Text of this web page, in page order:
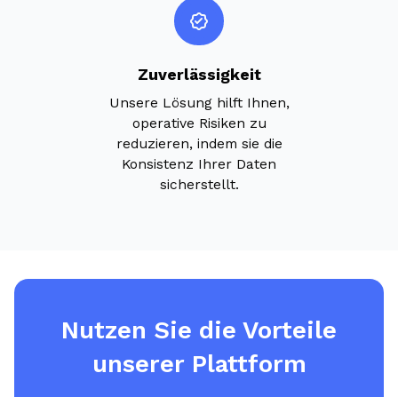
Zuverlässigkeit
Unsere Lösung hilft Ihnen,
operative Risiken zu
reduzieren, indem sie die
Konsistenz Ihrer Daten
sicherstellt.
Nutzen Sie die Vorteile
unserer Plattform